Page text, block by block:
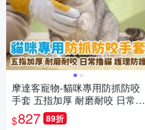
摩達客寵物-貓咪專用防抓防咬
手套 五指加厚 耐磨耐咬 日常撸
貓 護理防護
$827 89折